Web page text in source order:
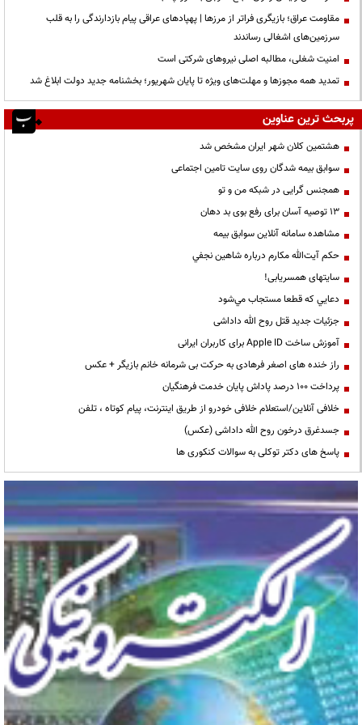
مقاومت عراق؛ بازیگری فراتر از مرزها | پهپادهای عراقی پیام بازدارندگی را به قلب
سرزمین‌های اشغالی رساندند
‌امنیت شغلی، مطالبه اصلی نیروهای شرکتی است
تمدید همه مجوزها و مهلت‌های ویژه تا پایان شهریور؛ بخشنامه جدید دولت ابلاغ شد
پربحث ترین عناوین
هشتمین کلان شهر ایران مشخص شد
سوابق بیمه شدگان روی سایت تامین اجتماعی
همجنس گرایی در شبکه من و تو
13 توصیه آسان برای رفع بوی بد دهان
مشاهده سامانه آنلاين سوابق بیمه
حكم آيت‌الله مكارم درباره شاهين نجفي
سایتهای همسریابی!
دعايي كه قطعا مستجاب مي‌شود
جزئیات جدید قتل روح الله داداشی
آموزش ساخت Apple ID برای کاربران ایرانی
راز خنده های اصغر فرهادی به حرکت بی شرمانه خانم بازیگر + عکس
پرداخت ۱۰۰ درصد پاداش پایان خدمت فرهنگیان
خلافی آنلاین/استعلام خلافی خودرو از طریق اینترنت، پیام کوتاه ، تلفن
جسدغرق درخون روح الله داداشی (عکس)
پاسخ های دکتر توکلی به سوالات کنکوری ها